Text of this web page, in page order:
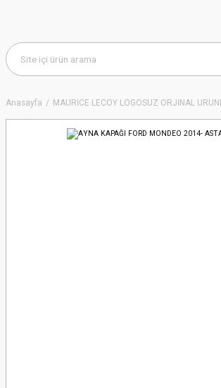
Anasayfa MAURİCE LECOY LOGOSUZ ORJİNAL